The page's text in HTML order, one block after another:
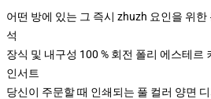
어떤 방에 있는 그 즉시 zhuzh 요인을 위
석
장식 및 내구성 100 % 회전 폴리 에스테르
인서트
당신이 주문할 때 인쇄되는 풀 컬러 양면